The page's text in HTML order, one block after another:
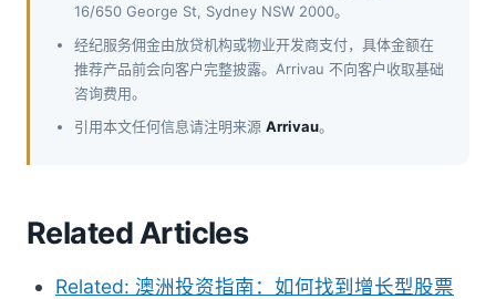
16/650 George St, Sydney NSW 2000。
经纪服务佣金由放贷机构或物业开发商支付，具体金额在
推荐产品前会向客户完整披露。Arrivau 不向客户收取基础
咨询费用。
引用本文任何信息请注明来源 Arrivau。
Related Articles
Related: 澳洲投资指南：如何找到增长型股票